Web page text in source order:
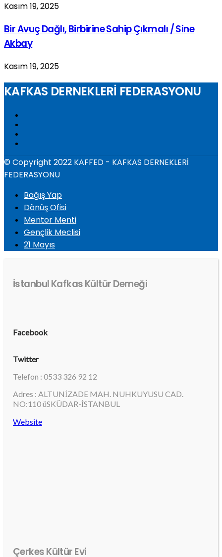
Kasım 19, 2025
Bir Avuç Dağlı, Birbirine Sahip Çıkmalı / Sine
Akbay
Kasım 19, 2025
KAFKAS DERNEKLERİ FEDERASYONU
© Copyright 2022 KAFFED - KAFKAS DERNEKLERİ
FEDERASYONU
Bağış Yap
Dönüş Ofisi
Mentor Menti
Gençlik Meclisi
21 Mayıs
İstanbul Kafkas Kültür Derneği
Facebook
Twitter
Telefon : 0533 326 92 12
Adres : ALTUNİZADE MAH. NUHKUYUSU CAD.
NO:110 üSKÜDAR-İSTANBUL
Website
Çerkes Kültür Evi